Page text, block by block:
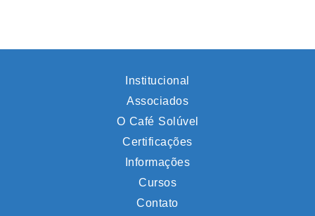
Institucional
Associados
O Café Solúvel
Certificações
Informações
Cursos
Contato